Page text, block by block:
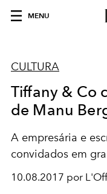
MENU
CULTURA
Tiffany & Co
de Manu
A empresária e
convidados em
10.08.2017 por